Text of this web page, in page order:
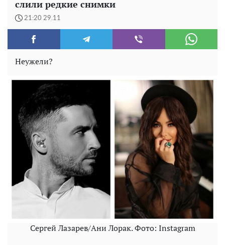
слили редкие снимки
21:20 29.11
Неужели?
Сергей Лазарев/Ани Лорак. Фото: Instagram